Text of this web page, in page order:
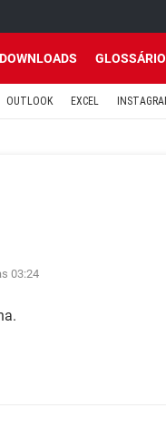
DOWNLOADS GLOSSÁRIO
OUTLOOK EXCEL
03:24